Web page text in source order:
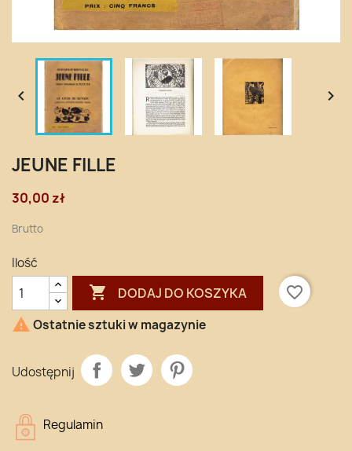
 
JEUNE FILLE
30,00 zł
Brutto
Ilość
 DODAJ DO KOSZYKA
favorite_border
 Ostatnie sztuki w magazynie
Udostępnij
Regulamin